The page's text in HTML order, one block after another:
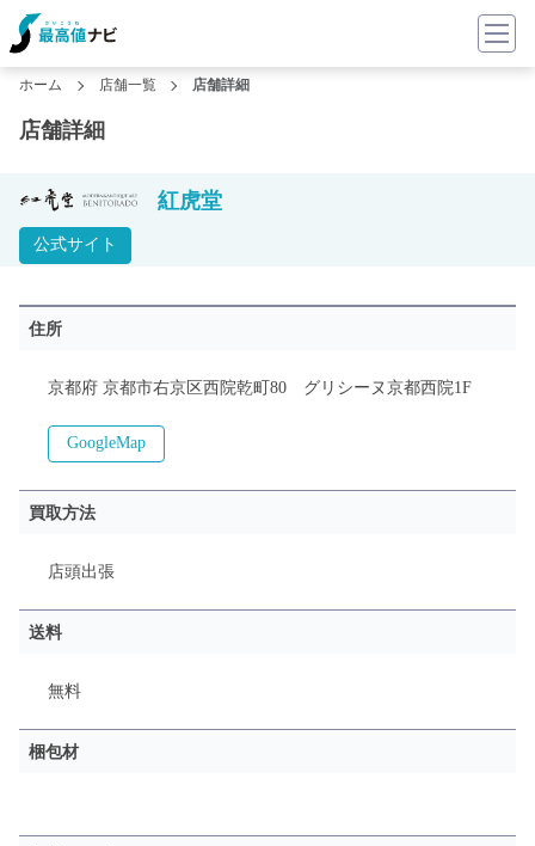
ホーム 店舗一覧 店舗詳細
店舗詳細
公式サイト
紅虎堂
住所
京都府 京都市右京区西院乾町80 グリシーヌ京都西院1F
GoogleMap
買取方法
店頭出張
送料
無料
梱包材